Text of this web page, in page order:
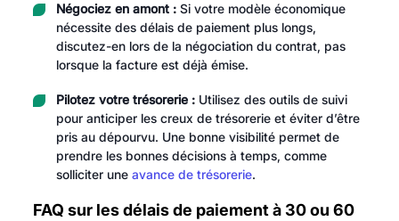
Négociez en amont :Si votre modèle économique
nécessite des délais de paiement plus longs,
discutez-en lors de la négociation du contrat, pas
lorsque la facture est déjà émise.
Pilotez votre trésorerie :Utilisez des outils de suivi
pour anticiper les creux de trésorerie et éviter d’être
pris au dépourvu. Une bonne visibilité permet de
prendre les bonnes décisions à temps, comme
solliciter une avance de trésorerie.
FAQ sur les délais de paiement à 30 ou 60